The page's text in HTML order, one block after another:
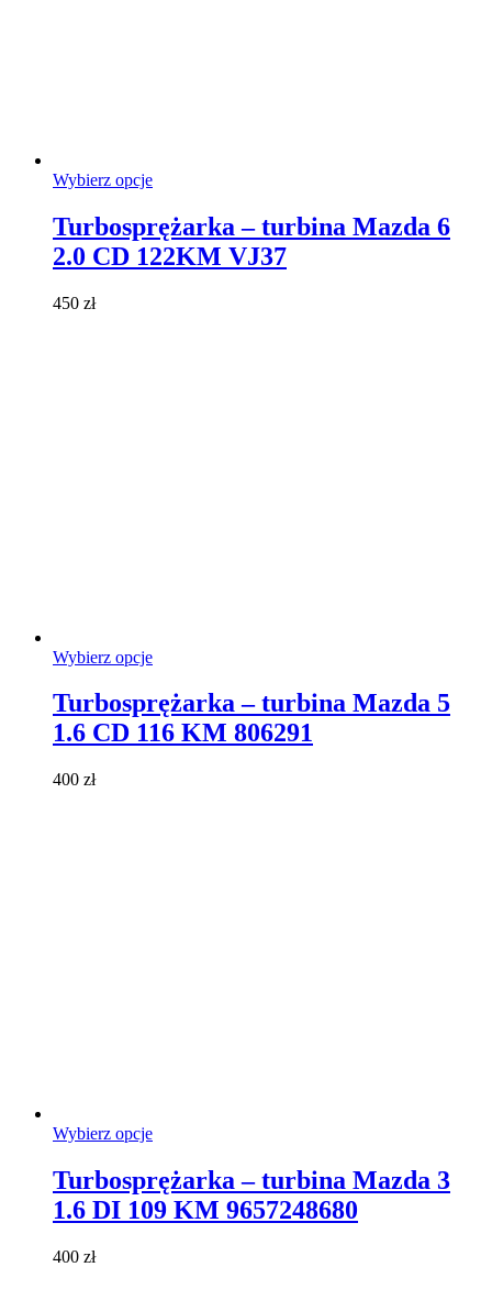
Wybierz opcjeTen
wiele
wariantów.
Turbosprężarka – turbina Mazda 6
2.0 CD 122KM VJ37
450 zł
Wybierz opcjeTen
ma
wiele
wariantów.
Turbosprężarka – turbina Mazda 5
1.6 CD 116 KM 806291
400 zł
Wybierz opcjeTen
wiele
wariantów.
Turbosprężarka – turbina Mazda 3
1.6 DI 109 KM 9657248680
400 zł